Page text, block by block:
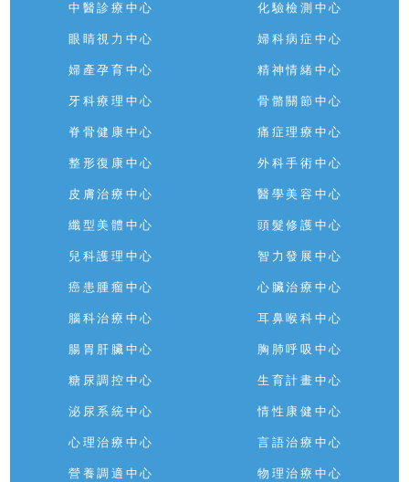
中醫診療中心 化驗檢測中心
眼睛視力中心 婦科病症中心
婦產孕育中心 精神情緒中心
牙科療理中心 骨骼關節中心
脊骨健康中心 痛症理療中心
整形復康中心 外科手術中心
皮膚治療中心 醫學美容中心
纖型美體中心 頭髮修護中心
兒科護理中心 智力發展中心
癌患腫瘤中心 心臟治療中心
腦科治療中心 耳鼻喉科中心
腸胃肝臟中心 胸肺呼吸中心
糖尿調控中心 生育計畫中心
泌尿系統中心 情性康健中心
心理治療中心 言語治療中心
營養調適中心 物理治療中心